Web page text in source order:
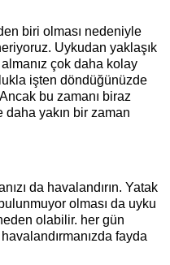
biri olması nedeniyle
Uykudan yaklaşık
çok daha kolay
işten döndüğünüzde
bu zamanı biraz
yakın bir zaman
da havalandırın. Yatak
olması da uyku
olabilir. her gün
fayda